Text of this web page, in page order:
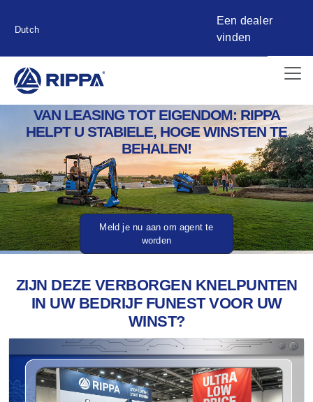
Dutch
Een dealer
vinden
VAN LEASING TOT EIGENDOM: RIPPA
HELPT U STABIELE, HOGE WINSTEN TE
BEHALEN!
Meld je nu aan om agent te
worden
ZIJN DEZE VERBORGEN KNELPUNTEN
IN UW BEDRIJF FUNEST VOOR UW
WINST?